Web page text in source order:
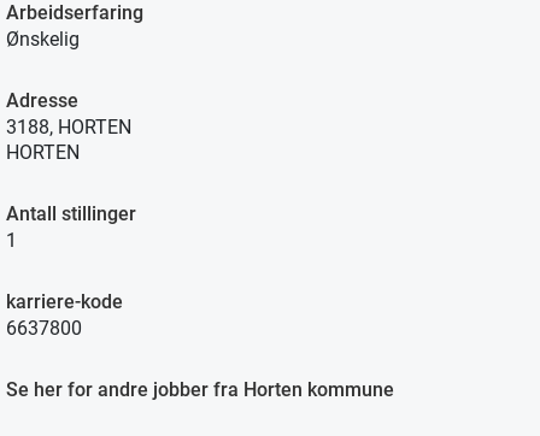
Arbeidserfaring
Ønskelig
Adresse
3188, HORTEN
HORTEN
Antall stillinger
1
karriere-kode
6637800
Se her for andre jobber fra Horten kommune